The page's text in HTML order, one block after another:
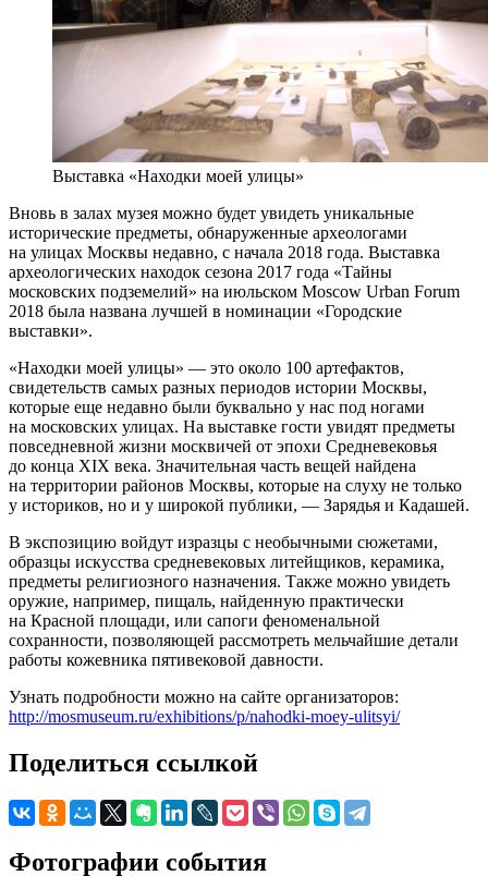
Выставка «Находки моей улицы»
Вновь в залах музея можно будет увидеть уникальные
исторические предметы, обнаруженные археологами
на улицах Москвы недавно, с начала 2018 года. Выставка
археологических находок сезона 2017 года «Тайны
московских подземелий» на июльском Moscow Urban Forum
2018 была названа лучшей в номинации «Городские
выставки».
«Находки моей улицы» — это около 100 артефактов,
свидетельств самых разных периодов истории Москвы,
которые еще недавно были буквально у нас под ногами
на московских улицах. На выставке гости увидят предметы
повседневной жизни москвичей от эпохи Средневековья
до конца XIX века. Значительная часть вещей найдена
на территории районов Москвы, которые на слуху не только
у историков, но и у широкой публики, — Зарядья и Кадашей.
В экспозицию войдут изразцы с необычными сюжетами,
образцы искусства средневековых литейщиков, керамика,
предметы религиозного назначения. Также можно увидеть
оружие, например, пищаль, найденную практически
на Красной площади, или сапоги феноменальной
сохранности, позволяющей рассмотреть мельчайшие детали
работы кожевника пятивековой давности.
Узнать подробности можно на сайте организаторов:
http://mosmuseum.ru/exhibitions/p/nahodki-moey-ulitsyi/
Поделиться ссылкой
Фотографии события